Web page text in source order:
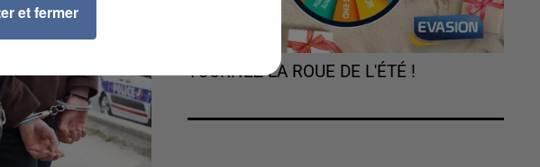
TOURNEZ LA ROUE DE L'ÉTÉ !
et fermer